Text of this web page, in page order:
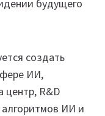
будущего
создать
ИИ,
центр, R&D
ИИ и